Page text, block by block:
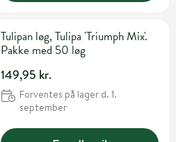
Tulipan løg, Tulipa 'Triumph Mix'.
Pakke med 50 løg
149,95 kr.
Forventes på lager d. 1.
september